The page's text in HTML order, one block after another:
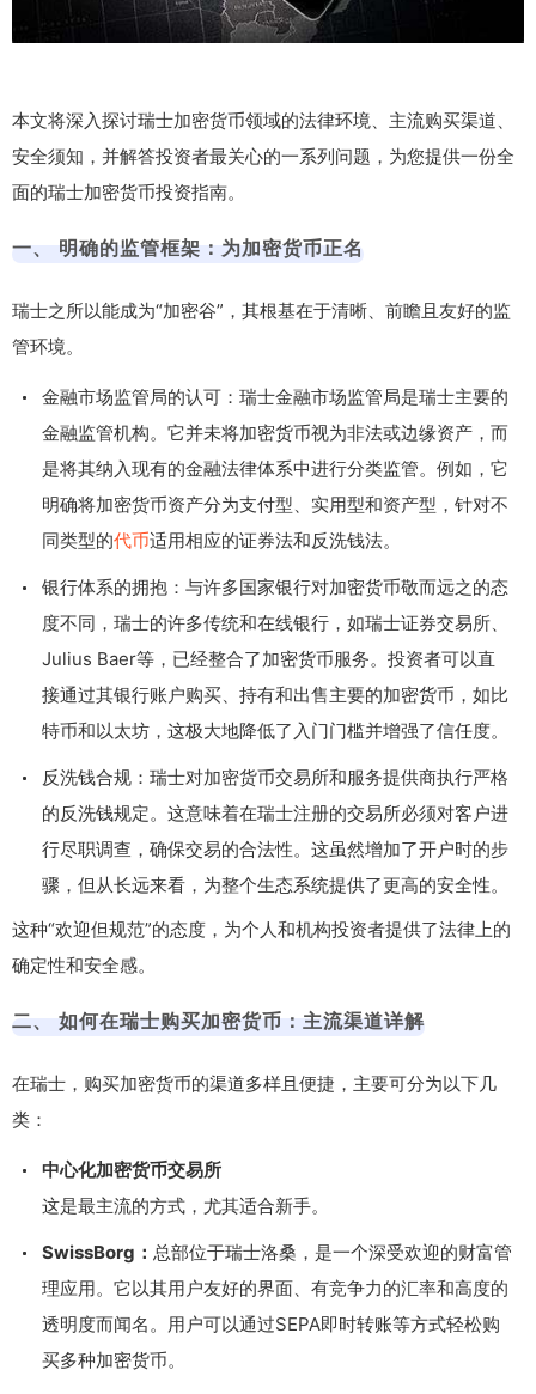
本文将深入探讨瑞士加密货币领域的法律环境、主流购买渠道、
安全须知，并解答投资者最关心的一系列问题，为您提供一份全
面的瑞士加密货币投资指南。
一、 明确的监管框架：为加密货币正名
瑞士之所以能成为“加密谷”，其根基在于清晰、前瞻且友好的监
管环境。
金融市场监管局的认可：瑞士金融市场监管局是瑞士主要的
金融监管机构。它并未将加密货币视为非法或边缘资产，而
是将其纳入现有的金融法律体系中进行分类监管。例如，它
明确将加密货币资产分为支付型、实用型和资产型，针对不
同类型的代币适用相应的证券法和反洗钱法。
银行体系的拥抱：与许多国家银行对加密货币敬而远之的态
度不同，瑞士的许多传统和在线银行，如瑞士证券交易所、
Julius Baer等，已经整合了加密货币服务。投资者可以直
接通过其银行账户购买、持有和出售主要的加密货币，如比
特币和以太坊，这极大地降低了入门门槛并增强了信任度。
反洗钱合规：瑞士对加密货币交易所和服务提供商执行严格
的反洗钱规定。这意味着在瑞士注册的交易所必须对客户进
行尽职调查，确保交易的合法性。这虽然增加了开户时的步
骤，但从长远来看，为整个生态系统提供了更高的安全性。
这种“欢迎但规范”的态度，为个人和机构投资者提供了法律上的
确定性和安全感。
二、 如何在瑞士购买加密货币：主流渠道详解
在瑞士，购买加密货币的渠道多样且便捷，主要可分为以下几
类：
中心化加密货币交易所
这是最主流的方式，尤其适合新手。
SwissBorg： 总部位于瑞士洛桑，是一个深受欢迎的财富管
理应用。它以其用户友好的界面、有竞争力的汇率和高度的
透明度而闻名。用户可以通过SEPA即时转账等方式轻松购
买多种加密货币。